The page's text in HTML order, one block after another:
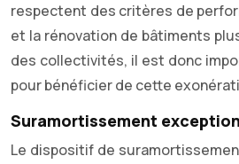
respectent des critères de
et la rénovation de bâtiments
des collectivités, il est donc
pour bénéficier de cette
Suramortissement
Le dispositif de